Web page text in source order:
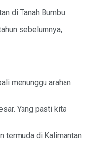
di Tanah Bumbu.
sebelumnya,
menunggu arahan
Yang pasti kita
termuda di Kalimantan